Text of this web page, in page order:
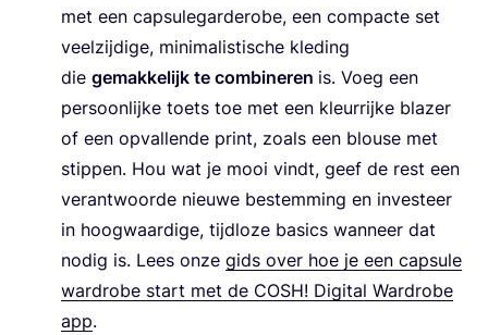
met een cap­su­le­gar­de­ro­be, een com­pac­te set
veel­zij­di­ge, mini­ma­lis­ti­sche kle­ding
die gemak­ke­lijk te com­bi­ne­ren is. Voeg een
per­soon­lij­ke toets toe met een kleur­rij­ke bla­zer
of een opval­len­de print, zoals een blou­se met
stip­pen. Hou wat je mooi vindt, geef de rest een
ver­ant­woor­de nieu­we bestem­ming en inves­teer
in hoog­waar­di­ge, tijd­lo­ze basics wan­neer dat
nodig is. Lees onze gids over hoe je een cap­su­le
ward­ro­be start met de COSH! Digi­tal Ward­ro­be
app.